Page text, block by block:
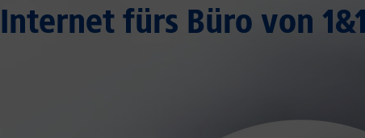
Internet fürs Büro von